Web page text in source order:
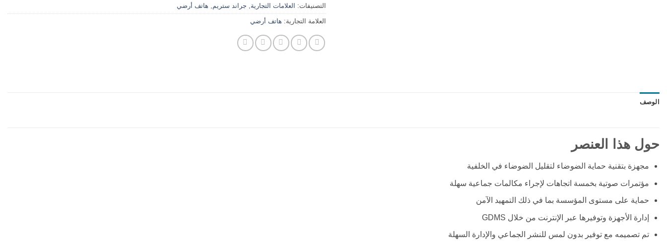
التصنيفات: العلامات التجارية جراند ستريم هاتف أرضي
العلامة التجارية: هاتف أرضي
الوصف
حول هذا العنصر
مجهزة بتقنية حماية الضوضاء لتقليل الضوضاء في الخلفية
مؤتمرات صوتية بخمسة اتجاهات لإجراء مكالمات جماعية سهلة
حماية على مستوى المؤسسة بما في ذلك التمهيد الآمن
إدارة الأجهزة وتوفيرها عبر الإنترنت من خلال GDMS
تم تصميمه مع توفير بدون لمس للنشر الجماعي والإدارة السهلة